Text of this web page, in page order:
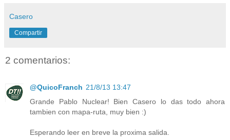
Casero
Compartir
2 comentarios:
@QuicoFranch 21/8/13 13:47
Grande Pablo Nuclear! Bien Casero lo das todo ahora
tambien con mapa-ruta, muy bien :)
Esperando leer en breve la proxima salida.